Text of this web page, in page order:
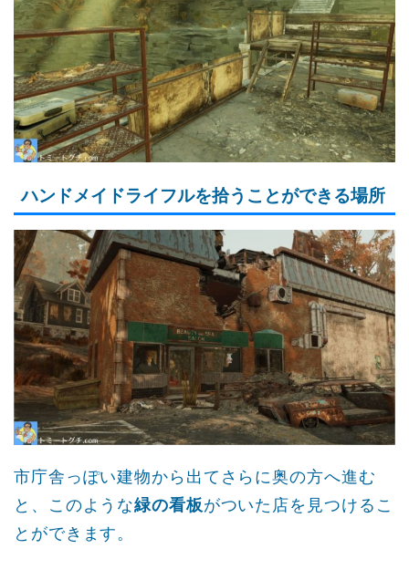
ハンドメイドライフルを拾うことができる場所
市庁舎っぽい建物から出てさらに奥の方へ進む
と、このような緑の看板がついた店を見つけるこ
とができます。